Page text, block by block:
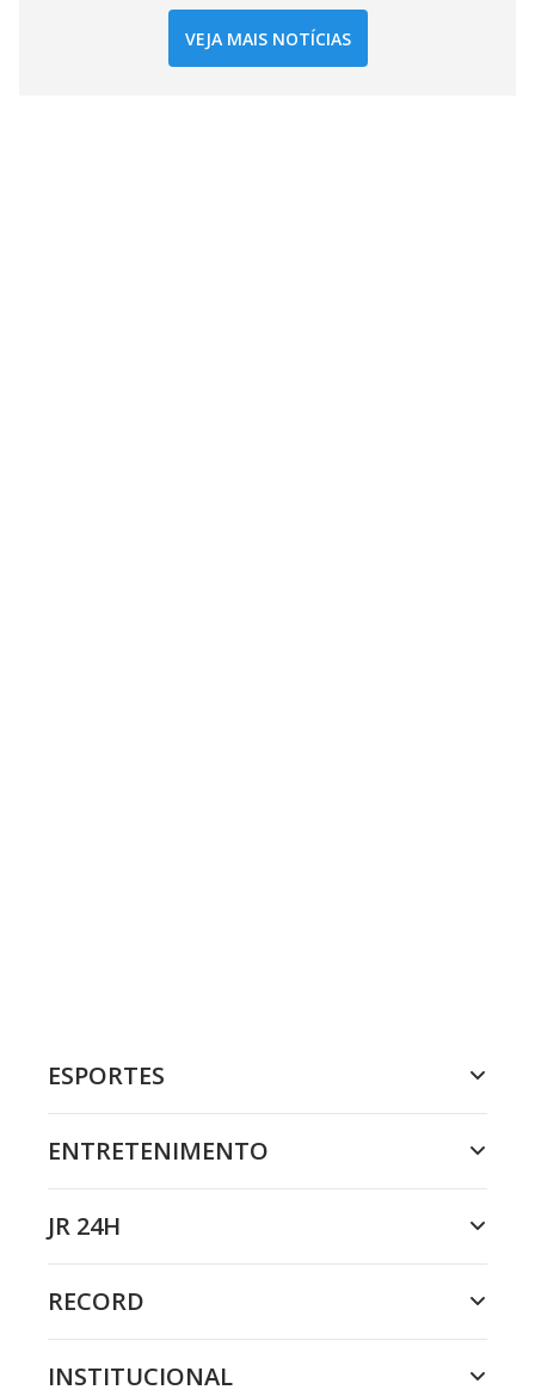
VEJA MAIS NOTÍCIAS
ESPORTES
ENTRETENIMENTO
JR 24H
RECORD
INSTITUCIONAL